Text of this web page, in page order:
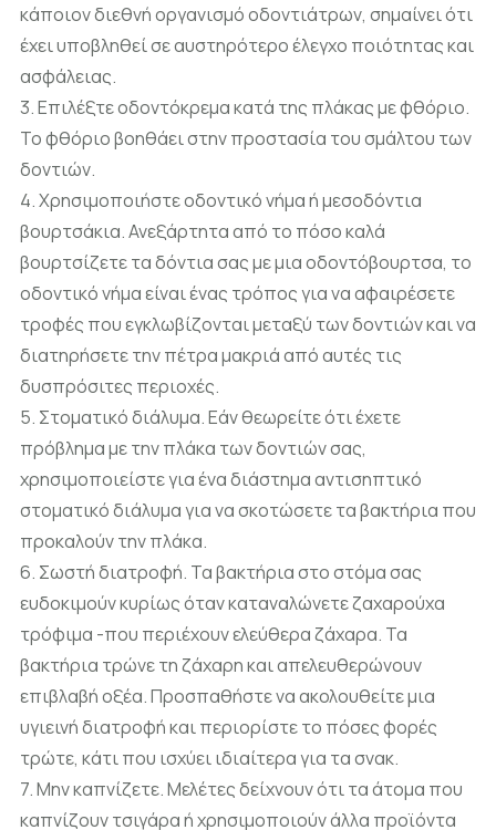
κάποιον διεθνή οργανισμό οδοντιάτρων, σημαίνει ότι
έχει υποβληθεί σε αυστηρότερο έλεγχο ποιότητας και
ασφάλειας.
3. Επιλέξτε οδοντόκρεμα κατά της πλάκας με φθόριο.
Το φθόριο βοηθάει στην προστασία του σμάλτου των
δοντιών.
4. Χρησιμοποιήστε οδοντικό νήμα ή μεσοδόντια
βουρτσάκια. Ανεξάρτητα από το πόσο καλά
βουρτσίζετε τα δόντια σας με μια οδοντόβουρτσα, το
οδοντικό νήμα είναι ένας τρόπος για να αφαιρέσετε
τροφές που εγκλωβίζονται μεταξύ των δοντιών και να
διατηρήσετε την πέτρα μακριά από αυτές τις
δυσπρόσιτες περιοχές.
5. Στοματικό διάλυμα. Εάν θεωρείτε ότι έχετε
πρόβλημα με την πλάκα των δοντιών σας,
χρησιμοποιείστε για ένα διάστημα αντισηπτικό
στοματικό διάλυμα για να σκοτώσετε τα βακτήρια που
προκαλούν την πλάκα.
6. Σωστή διατροφή. Τα βακτήρια στο στόμα σας
ευδοκιμούν κυρίως όταν καταναλώνετε ζαχαρούχα
τρόφιμα -που περιέχουν ελεύθερα ζάχαρα. Τα
βακτήρια τρώνε τη ζάχαρη και απελευθερώνουν
επιβλαβή οξέα. Προσπαθήστε να ακολουθείτε μια
υγιεινή διατροφή και περιορίστε το πόσες φορές
τρώτε, κάτι που ισχύει ιδιαίτερα για τα σνακ.
7. Μην καπνίζετε. Μελέτες δείχνουν ότι τα άτομα που
καπνίζουν τσιγάρα ή χρησιμοποιούν άλλα προϊόντα